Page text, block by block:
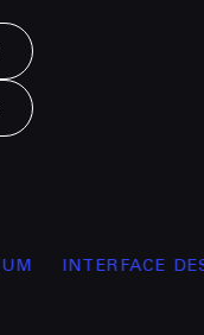
INTERFACE